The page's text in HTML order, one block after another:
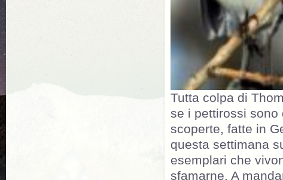
Tutta colpa di
se i pettirossi sono
scoperte, fatte in
questa settimana
esemplari che
sfamarne. A